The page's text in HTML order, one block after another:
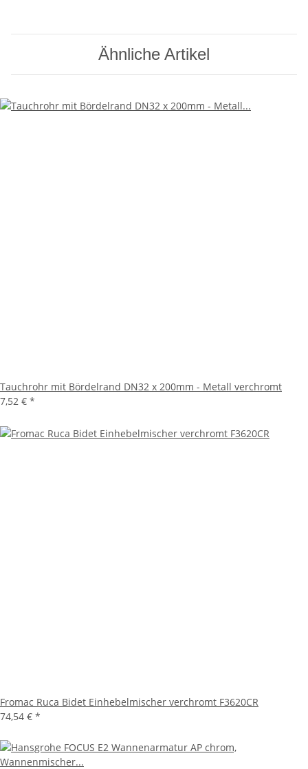
Ähnliche Artikel
Tauchrohr mit Bördelrand DN32 x 200mm - Metall verchromt
7,52 € *
Fromac Ruca Bidet Einhebelmischer verchromt F3620CR
74,54 € *